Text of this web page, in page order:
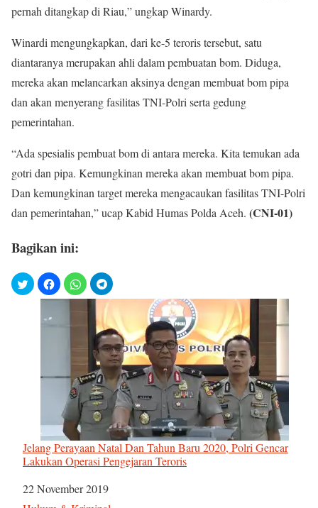
pernah ditangkap di Riau,” ungkap Winardy.
Winardi mengungkapkan, dari ke-5 teroris tersebut, satu
diantaranya merupakan ahli dalam pembuatan bom. Diduga,
mereka akan melancarkan aksinya dengan membuat bom pipa
dan akan menyerang fasilitas TNI-Polri serta gedung
pemerintahan.
“Ada spesialis pembuat bom di antara mereka. Kita temukan ada
gotri dan pipa. Kemungkinan mereka akan membuat bom pipa.
Dan kemungkinan target mereka mengacaukan fasilitas TNI-Polri
dan pemerintahan,” ucap Kabid Humas Polda Aceh. (CNI-01)
Bagikan ini:
Jelang Perayaan Natal Dan Tahun Baru 2020, Polri Gencar
Lakukan Operasi Pengejaran Teroris
Tanggal
22 November 2019